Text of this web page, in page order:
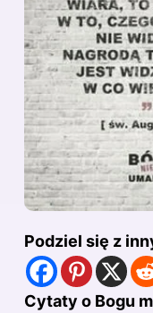
Podziel się z
Cytaty o Bogu